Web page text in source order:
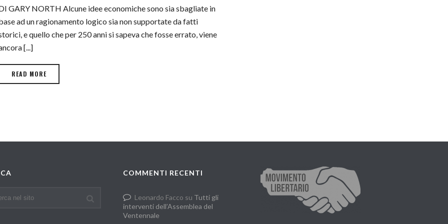
GARY NORTH Alcune idee economiche sono sia sbagliate in
ad un ragionamento logico sia non supportate da fatti
e quello che per 250 anni si sapeva che fosse errato, viene
[...]
READ MORE
COMMENTI RECENTI
Leonardo Facco su Tutti gli
interventi dell’Assemblea del
Ventennale